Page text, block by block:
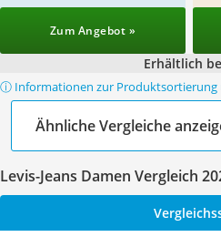
Zum Angebot »
Erhältlich
ⓘ Informationen zur Produktsortierung
Ähnliche Vergleiche
Levis-Jeans Damen Vergleich